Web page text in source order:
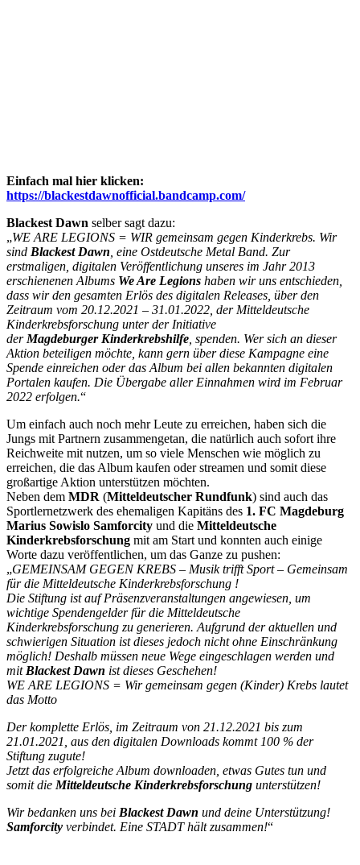
Einfach mal hier klicken:
https://blackestdawnofficial.bandcamp.com/
Blackest Dawn selber sagt dazu:
„WE ARE LEGIONS = WIR gemeinsam gegen Kinderkrebs. Wir
sind Blackest Dawn , eine Ostdeutsche Metal Band. Zur
erstmaligen, digitalen Veröffentlichung unseres im Jahr 2013
erschienenen Albums We Are Legions haben wir uns entschieden,
dass wir den gesamten Erlös des digitalen Releases, über den
Zeitraum vom 20.12.2021 – 31.01.2022, der Mitteldeutsche
Kinderkrebsforschung unter der Initiative
der Magdeburger Kinderkrebshilfe , spenden. Wer sich an dieser
Aktion beteiligen möchte, kann gern über diese Kampagne eine
Spende einreichen oder das Album bei allen bekannten digitalen
Portalen kaufen. Die Übergabe aller Einnahmen wird im Februar
2022 erfolgen.“
Um einfach auch noch mehr Leute zu erreichen, haben sich die
Jungs mit Partnern zusammengetan, die natürlich auch sofort ihre
Reichweite mit nutzen, um so viele Menschen wie möglich zu
erreichen, die das Album kaufen oder streamen und somit diese
großartige Aktion unterstützen möchten.
Neben dem MDR (Mitteldeutscher Rundfunk) sind auch das
Sportlernetzwerk des ehemaligen Kapitäns des 1. FC Magdeburg
Marius Sowislo Samforcity und die Mitteldeutsche
Kinderkrebsforschung mit am Start und konnten auch einige
Worte dazu veröffentlichen, um das Ganze zu pushen:
„GEMEINSAM GEGEN KREBS – Musik trifft Sport – Gemeinsam
für die Mitteldeutsche Kinderkrebsforschung !
Die Stiftung ist auf Präsenzveranstaltungen angewiesen, um
wichtige Spendengelder für die Mitteldeutsche
Kinderkrebsforschung zu generieren. Aufgrund der aktuellen und
schwierigen Situation ist dieses jedoch nicht ohne Einschränkung
möglich! Deshalb müssen neue Wege eingeschlagen werden und
mit Blackest Dawn ist dieses Geschehen!
WE ARE LEGIONS = Wir gemeinsam gegen (Kinder) Krebs lautet
das Motto
Der komplette Erlös, im Zeitraum von 21.12.2021 bis zum
21.01.2021, aus den digitalen Downloads kommt 100 % der
Stiftung zugute!
Jetzt das erfolgreiche Album downloaden, etwas Gutes tun und
somit die Mitteldeutsche Kinderkrebsforschung unterstützen!
Wir bedanken uns bei Blackest Dawn und deine Unterstützung!
Samforcity verbindet. Eine STADT hält zusammen!“